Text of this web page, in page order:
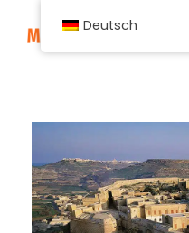
Deutsch